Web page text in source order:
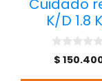
Cuidado
K/D 1.8
0
d
$